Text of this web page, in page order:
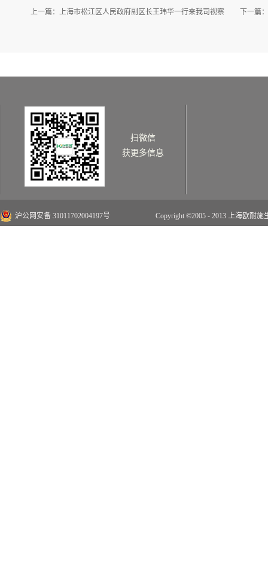
上一篇： 上海市松江区人民政府副区长王玮华一行来我司视察 下一篇：
扫微信
获更多信息
沪公网安备 31011702004197号 Copyright ©2005 - 2013 上海欧耐施